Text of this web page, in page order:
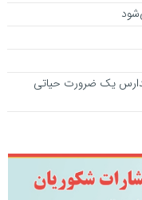
یک ضرورت حیاتی